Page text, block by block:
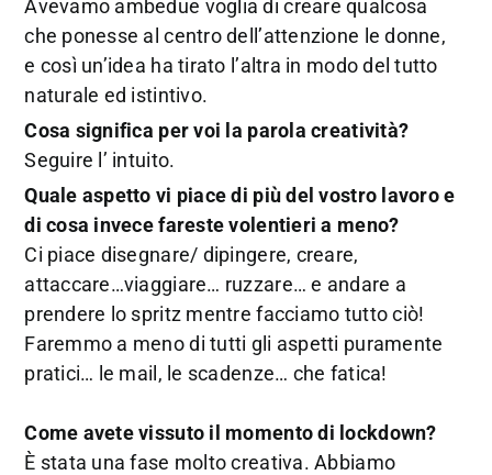
Avevamo ambedue voglia di creare qualcosa
che ponesse al centro dell’attenzione le donne,
e così un’idea ha tirato l’altra in modo del tutto
naturale ed istintivo.
Cosa significa per voi la parola creatività?
Seguire l’ intuito.
Quale aspetto vi piace di più del vostro lavoro e
di cosa invece fareste volentieri a meno?
Ci piace disegnare/ dipingere, creare,
attaccare…viaggiare… ruzzare… e andare a
prendere lo spritz mentre facciamo tutto ciò!
Faremmo a meno di tutti gli aspetti puramente
pratici… le mail, le scadenze… che fatica!
Come avete vissuto il momento di lockdown?
È stata una fase molto creativa. Abbiamo